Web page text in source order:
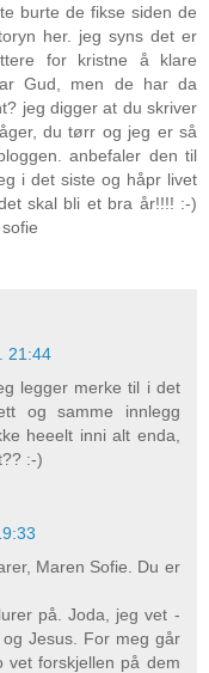
burte de fikse siden de
her. jeg syns det er
for kristne å klare
Gud, men de har da
jeg digger at du skriver
du tørr og jeg er så
anbefaler den til
i det siste og håpr livet
skal bli et bra år!!!! :-)
21:44
legger merke til i det
og samme innlegg
heeelt inni alt enda,
:-)
Maren Sofie. Du er
på. Joda, jeg vet -
Jesus. For meg går
vet forskjellen på dem